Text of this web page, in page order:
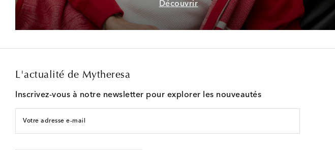
Découvrir
L'actualité de Mytheresa
Inscrivez-vous à notre newsletter pour explorer les nouveautés
Votre adresse e-mail